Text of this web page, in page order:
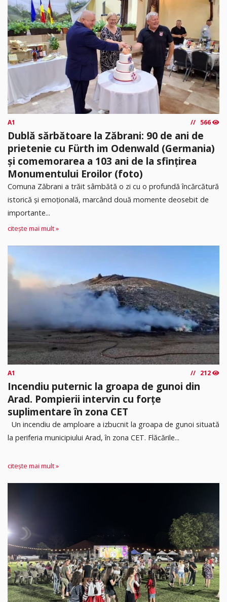
A1 566
Dublă sărbătoare la Zăbrani: 90 de ani de
prietenie cu Fürth im Odenwald (Germania)
și comemorarea a 103 ani de la sfințirea
Monumentului Eroilor (foto)
Comuna Zăbrani a trăit sâmbătă o zi cu o profundă încărcătură
istorică și emoțională, marcând două momente deosebit de
importante...
citește mai mult »
A1 212
Incendiu puternic la groapa de gunoi din
Arad. Pompierii intervin cu forțe
suplimentare în zona CET
Un incendiu de amploare a izbucnit la groapa de gunoi situată
la periferia municipiului Arad, în zona CET. Flăcările...
citește mai mult »